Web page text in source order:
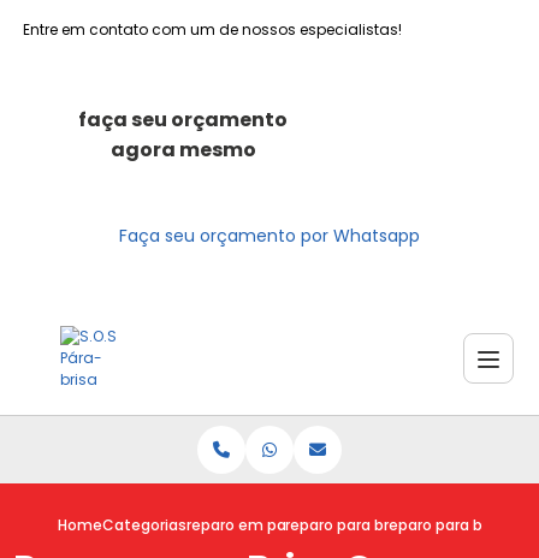
Entre em contato com um de nossos especialistas!
faça seu orçamento
agora mesmo
Faça seu orçamento por Whatsapp
HomeCategoriasreparo em para brisasreparo para brisareparo para brisa